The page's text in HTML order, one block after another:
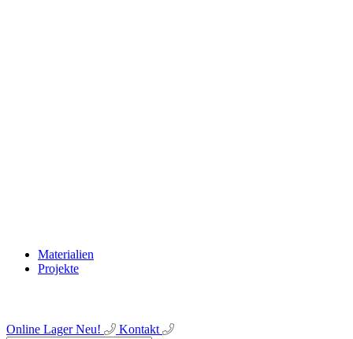
Materialien
Projekte
Online LagerNeu! Kontakt